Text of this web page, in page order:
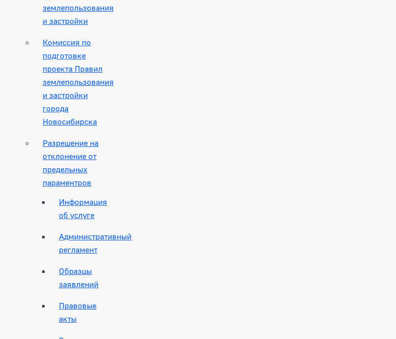
землепользования
и застройки
Комиссия по
подготовке
проекта Правил
землепользования
и застройки
города
Новосибирска
Разрешение на
отклонение от
предельных
параментров
Информация
об услуге
Административный
регламент
Образцы
заявлений
Правовые
акты